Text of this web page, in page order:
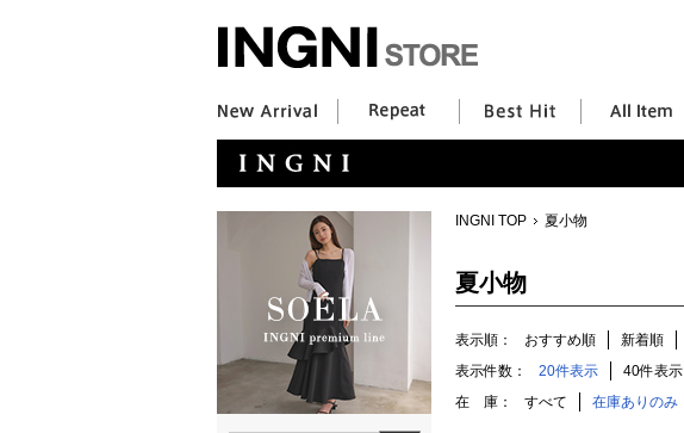
INGNI TOP 夏小物
夏小物
表示順： おすすめ順 新着順
表示件数：
20件表示 40件表示
在 庫：
すべて 在庫ありのみ